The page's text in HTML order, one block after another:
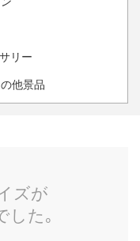
リー
他景品